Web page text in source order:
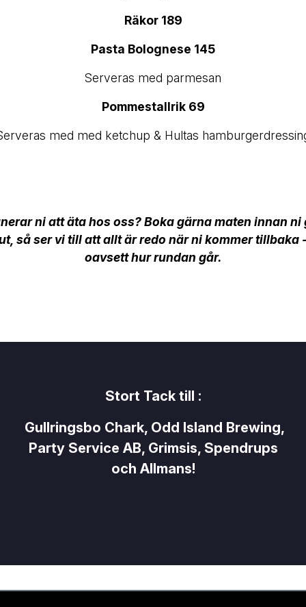
Räkor 189
Pasta Bolognese 145
Serveras med parmesan
Pommestallrik 69
med med ketchup & Hultas
ni att äta hos oss? Boka gärna maten innan ni
så ser vi till att allt är redo när ni kommer tillbaka
oavsett hur rundan går.
Stort Tack till :
Gullringsbo Chark, Odd Island Brewing,
Party Service AB, Grimsis, Spendrups
och Allmans!